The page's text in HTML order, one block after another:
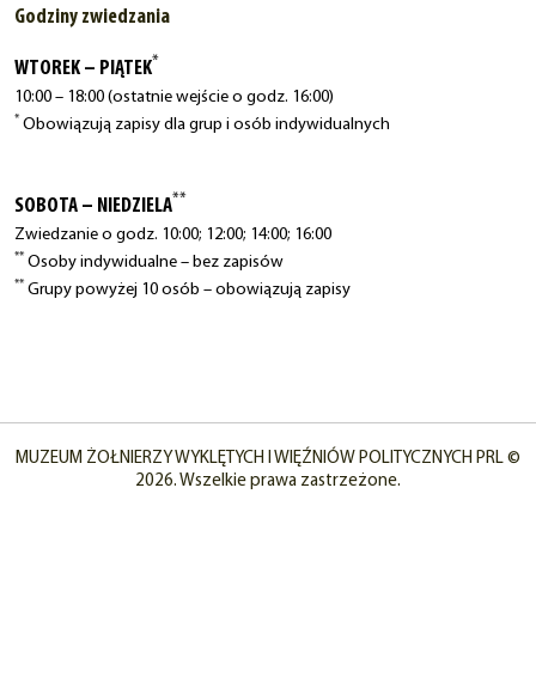
Godziny zwiedzania
WTOREK – PIĄTEK*
10:00 – 18:00 (ostatnie wejście o godz. 16:00)
* Obowiązują zapisy dla grup i osób indywidualnych
SOBOTA – NIEDZIELA**
Zwiedzanie o godz. 10:00; 12:00; 14:00; 16:00
** Osoby indywidualne – bez zapisów
** Grupy powyżej 10 osób – obowiązują zapisy
MUZEUM ŻOŁNIERZY WYKLĘTYCH I WIĘŹNIÓW POLITYCZNYCH PRL ©
2026. Wszelkie prawa zastrzeżone.